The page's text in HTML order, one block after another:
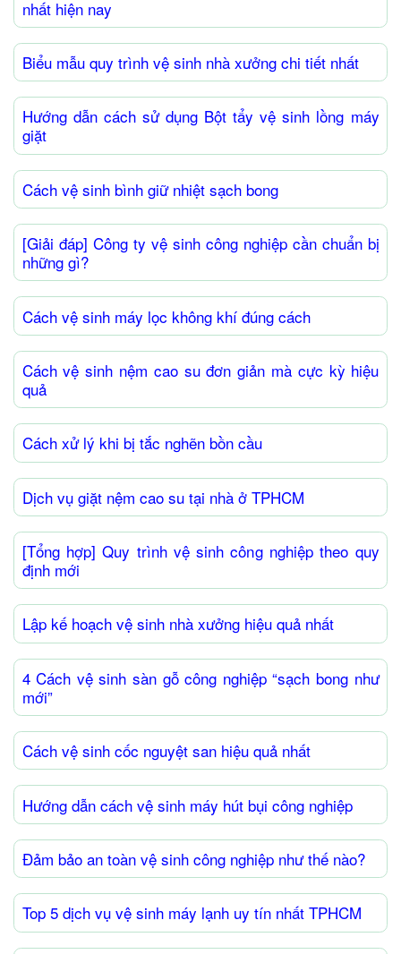
nhất hiện nay
Biểu mẫu quy trình vệ sinh nhà xưởng chi tiết nhất
Hướng dẫn cách sử dụng Bột tẩy vệ sinh lồng máy
giặt
Cách vệ sinh bình giữ nhiệt sạch bong
[Giải đáp] Công ty vệ sinh công nghiệp cần chuẩn bị
những gì?
Cách vệ sinh máy lọc không khí đúng cách
Cách vệ sinh nệm cao su đơn giản mà cực kỳ hiệu
quả
Cách xử lý khi bị tắc nghẽn bồn cầu
Dịch vụ giặt nệm cao su tại nhà ở TPHCM
[Tổng hợp] Quy trình vệ sinh công nghiệp theo quy
định mới
Lập kế hoạch vệ sinh nhà xưởng hiệu quả nhất
4 Cách vệ sinh sàn gỗ công nghiệp “sạch bong như
mới”
Cách vệ sinh cốc nguyệt san hiệu quả nhất
Hướng dẫn cách vệ sinh máy hút bụi công nghiệp
Đảm bảo an toàn vệ sinh công nghiệp như thế nào?
Top 5 dịch vụ vệ sinh máy lạnh uy tín nhất TPHCM